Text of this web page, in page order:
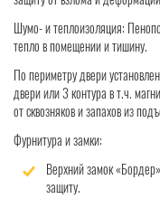
Шумо- и теплоизоляция:
тепло в помещении и тишину.
По периметру двери
двери или 3 контура в т.ч.
от сквозняков и запахов из
Фурнитура и замки:
Верхний замок
защиту.